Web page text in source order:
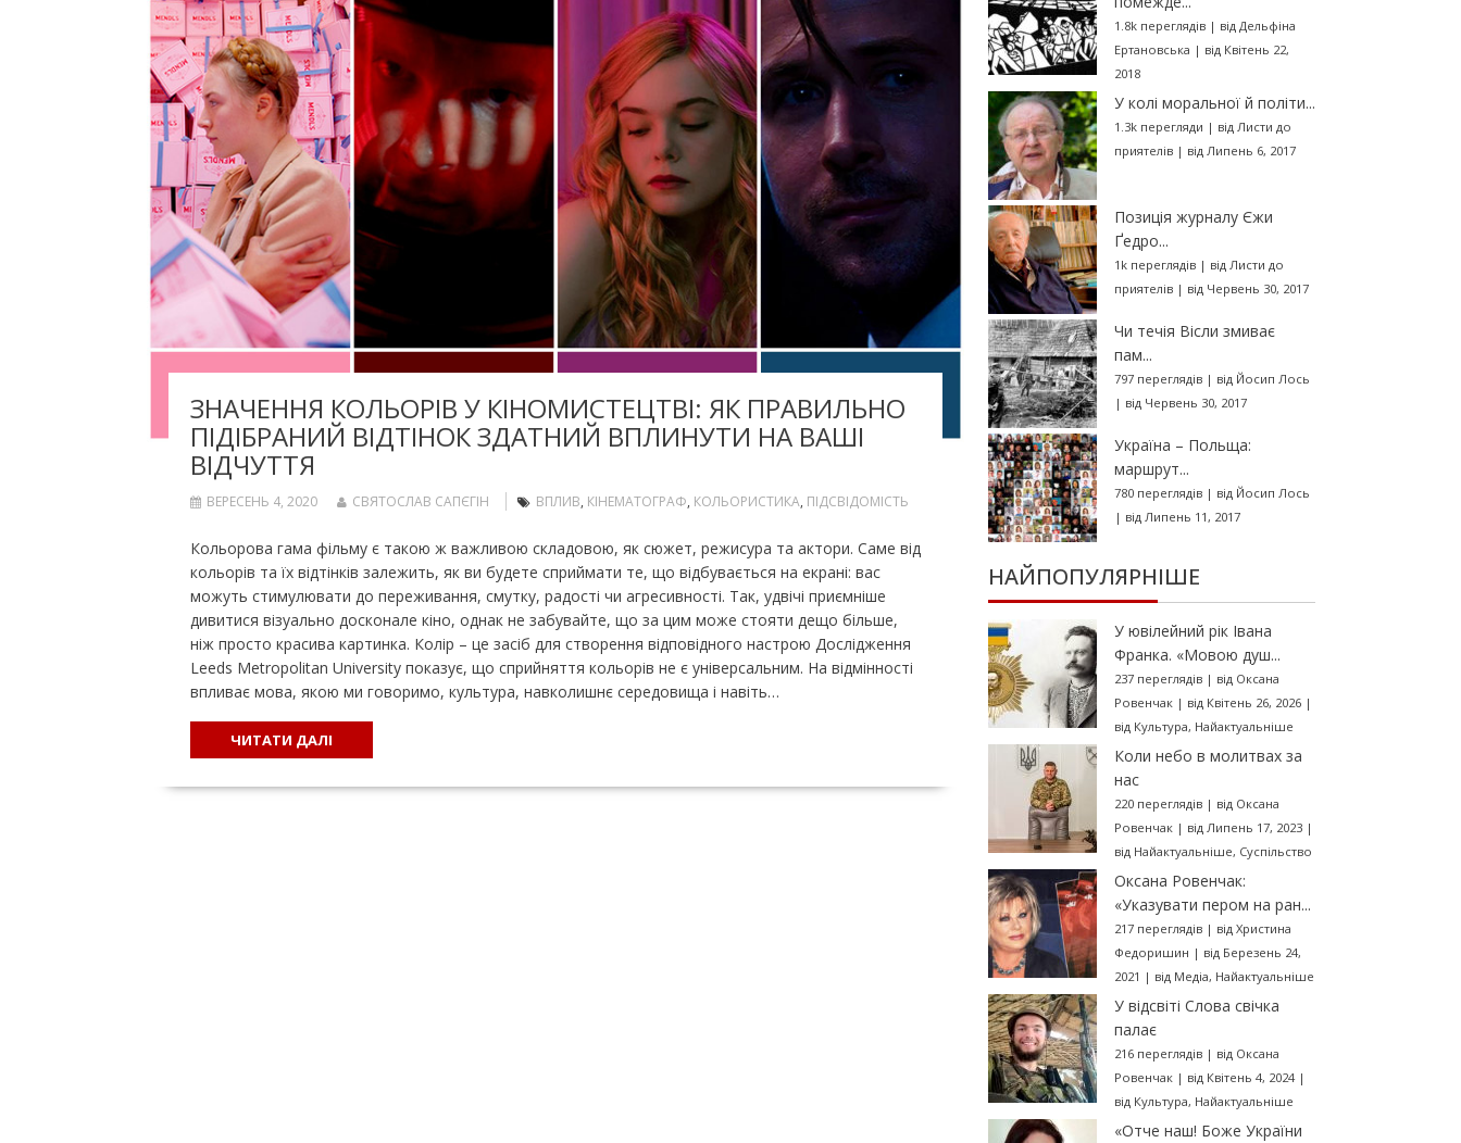
ЗНАЧЕННЯ КОЛЬОРІВ У КІНОМИСТЕЦТВІ: ЯК ПРАВИЛЬНО
ПІДІБРАНИЙ ВІДТІНОК ЗДАТНИЙ ВПЛИНУТИ НА ВАШІ
ВІДЧУТТЯ
ВЕРЕСЕНЬ 4, 2020 СВЯТОСЛАВ САПЄГІН ВПЛИВ, КІНЕМАТОГРАФ, КОЛЬОРИСТИКА, ПІДСВІДОМІСТЬ
Кольорова гама фільму є такою ж важливою складовою, як сюжет, режисура та актори. Саме від
кольорів та їх відтінків залежить, як ви будете сприймати те, що відбувається на екрані: вас
можуть стимулювати до переживання, смутку, радості чи агресивності. Так, удвічі приємніше
дивитися візуально досконале кіно, однак не забувайте, що за цим може стояти дещо більше,
ніж просто красива картинка. Колір – це засіб для створення відповідного настрою Дослідження
Leeds Metropolitan University показує, що сприйняття кольорів не є універсальним. На відмінності
впливає мова, якою ми говоримо, культура, навколишнє середовища і навіть…
ЧИТАТИ ДАЛІ
1.8k переглядів| від Дельфіна
Ертановська | від Квітень 22,
2018
У колі моральної й політи...
1.3k перегляди | від Листи до
приятелів| від Липень 6, 2017
Позиція журналу Єжи
Ґедро...
1k переглядів| від Листи до
приятелів| від Червень 30, 2017
Чи течія Вісли змиває
пам...
797 переглядів| від Йосип Лось
| від Червень 30, 2017
Україна – Польща:
маршрут...
780 переглядів| від Йосип Лось
| від Липень 11, 2017
НАЙПОПУЛЯРНІШЕ
У ювілейний рік Івана
Франка. «Мовою душ...
237 переглядів| від Оксана
Ровенчак| від Квітень 26, 2026|
від Культура, Найактуальніше
Коли небо в молитвах за
нас
220 переглядів| від Оксана
Ровенчак| від Липень 17, 2023|
від Найактуальніше, Суспільство
Оксана Ровенчак:
«Указувати пером на ран...
217 переглядів| від Христина
Федоришин | від Березень 24,
2021 | від Медіа, Найактуальніше
У відсвіті Слова свічка
палає
216 переглядів| від Оксана
Ровенчак| від Квітень 4, 2024|
від Культура, Найактуальніше
«Отче наш! Боже України